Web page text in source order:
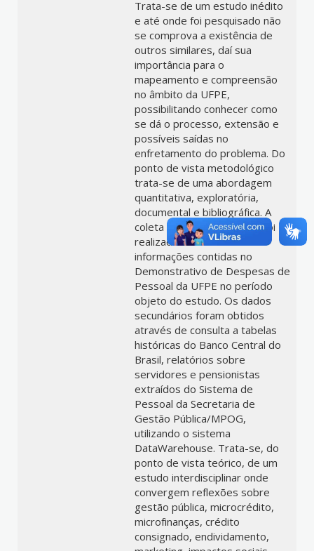
Trata-se de um estudo inédito
e até onde foi pesquisado não
se comprova a existência de
outros similares, daí sua
importância para o
mapeamento e compreensão
no âmbito da UFPE,
possibilitando conhecer como
se dá o processo, extensão e
possíveis saídas no
enfretamento do problema. Do
ponto de vista metodológico
trata-se de uma abordagem
quantitativa, exploratória,
documental e bibliográfica. A
coleta de dados primários foi
realizada através das
informações contidas no
Demonstrativo de Despesas de
Pessoal da UFPE no período
objeto do estudo. Os dados
secundários foram obtidos
através de consulta a tabelas
históricas do Banco Central do
Brasil, relatórios sobre
servidores e pensionistas
extraídos do Sistema de
Pessoal da Secretaria de
Gestão Pública/MPOG,
utilizando o sistema
DataWarehouse. Trata-se, do
ponto de vista teórico, de um
estudo interdisciplinar onde
convergem reflexões sobre
gestão pública, microcrédito,
microfinanças, crédito
consignado, endividamento,